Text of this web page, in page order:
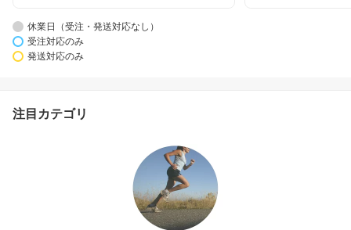
休業日（受注・発送対応なし）
受注対応のみ
発送対応のみ
注目カテゴリ